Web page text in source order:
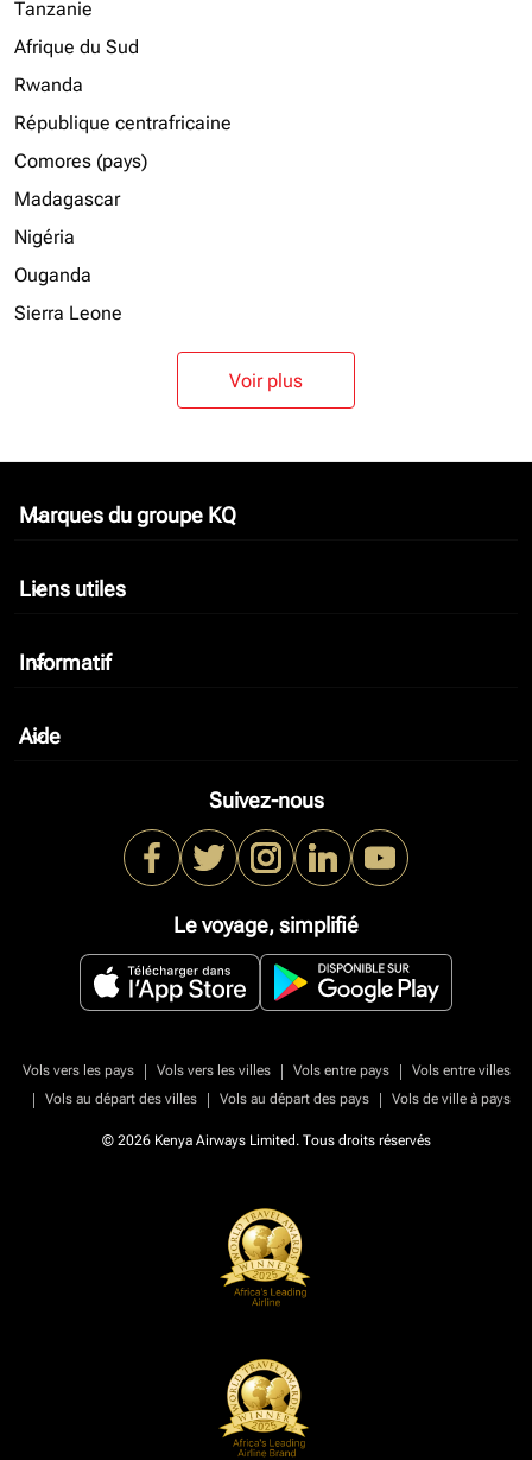
Tanzanie
Afrique du Sud
Rwanda
République centrafricaine
Comores (pays)
Madagascar
Nigéria
Ouganda
Sierra Leone
Voir plus
Marques du groupe KQ
keyboard_arrow_down
Liens utiles
keyboard_arrow_down
Informatif
keyboard_arrow_down
Aide
keyboard_arrow_down
Suivez-nous
Le voyage, simplifié
Vols vers les pays | Vols vers les villes | Vols entre pays |
Vols entre villes
|
Vols au départ des villes | Vols au départ des pays | Vols de ville à pays
© 2026 Kenya Airways Limited. Tous droits réservés